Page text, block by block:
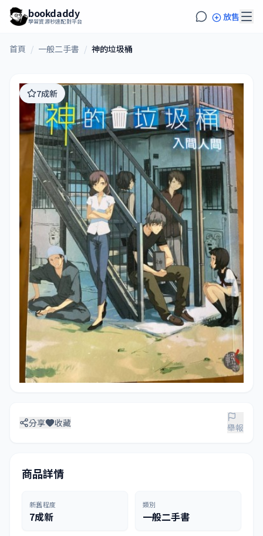
bookdaddy
學習資源秒速配對平台 放售
首頁 / 一般二手書 / 神的垃圾桶
7成新
分享 收藏 舉報
商品詳情
新舊程度
7成新
類別
一般二手書